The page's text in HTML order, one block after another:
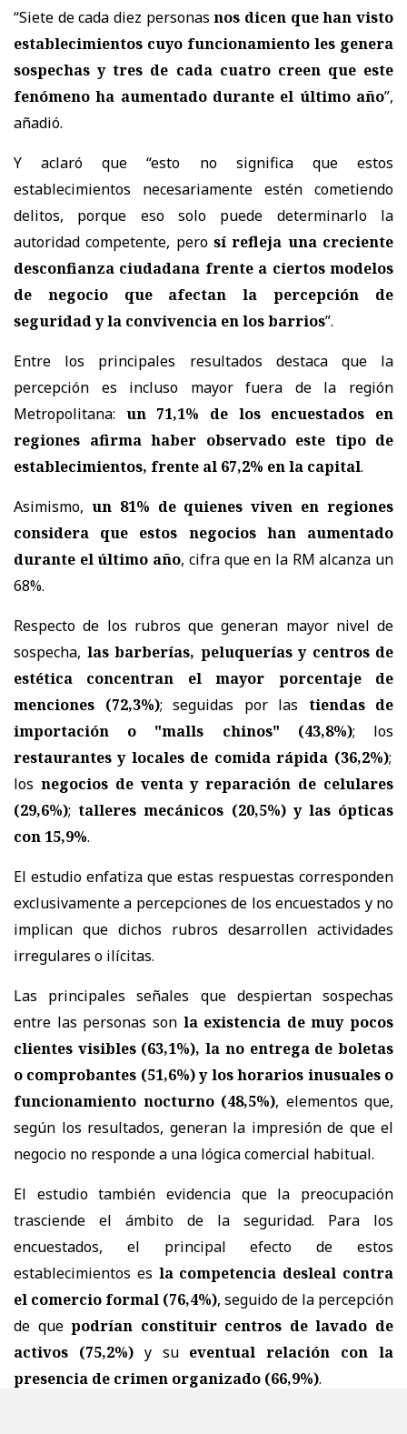
“Siete de cada diez personasnos dicen que han visto
establecimientos cuyo funcionamiento les genera
sospechas y tres de cada cuatro creen que este
fenómeno ha aumentado durante el último año”,
añadió.
Y aclaró que “esto no significa que estos
establecimientos necesariamente estén cometiendo
delitos, porque eso solo puede determinarlo la
autoridad competente, perosí refleja una creciente
desconfianza ciudadana frente a ciertos modelos
de negocio que afectan la percepción de
seguridad y la convivencia en los barrios”.
Entre los principales resultados destaca que la
percepción es incluso mayor fuera de la región
Metropolitana: un 71,1% de los encuestados en
regiones afirma haber observado este tipo de
establecimientos, frente al 67,2% en la capital.
Asimismo, un 81% de quienes viven en regiones
considera que estos negocios han aumentado
durante el último año, cifra que en la RM alcanza un
68%.
Respecto de los rubros que generan mayor nivel de
sospecha, las barberías, peluquerías y centros de
estética concentran el mayor porcentaje de
menciones (72,3%); seguidas por las tiendas de
importación o "malls chinos" (43,8%); los
restaurantes y locales de comida rápida (36,2%);
los negocios de venta y reparación de celulares
(29,6%);talleres mecánicos (20,5%) y las ópticas
con 15,9%.
El estudio enfatiza que estas respuestas corresponden
exclusivamente a percepciones de los encuestados y no
implican que dichos rubros desarrollen actividades
irregulares o ilícitas.
Las principales señales que despiertan sospechas
entre las personas son la existencia de muy pocos
clientes visibles (63,1%), la no entrega de boletas
o comprobantes (51,6%) y los horarios inusuales o
funcionamiento nocturno (48,5%), elementos que,
según los resultados, generan la impresión de que el
negocio no responde a una lógica comercial habitual.
El estudio también evidencia que la preocupación
trasciende el ámbito de la seguridad. Para los
encuestados, el principal efecto de estos
establecimientos es la competencia desleal contra
el comercio formal (76,4%), seguido de la percepción
de quepodrían constituir centros de lavado de
activos (75,2%)y su eventual relación con la
presencia de crimen organizado (66,9%).